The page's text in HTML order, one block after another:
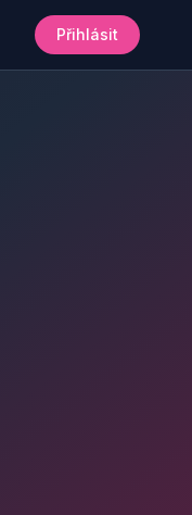
Přihlásit